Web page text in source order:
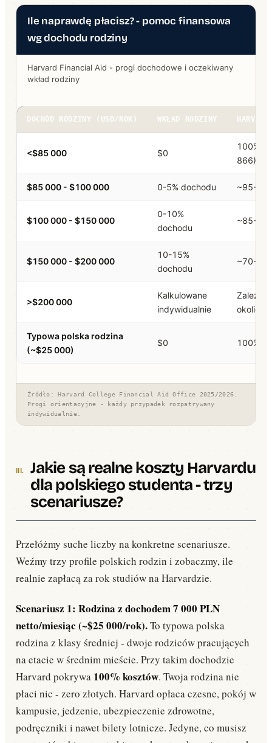
Ile naprawdę płacisz? - pomoc finansowa
wg dochodu rodziny
Harvard Financial Aid - progi dochodowe i oczekiwany
wkład rodziny
DOCHÓD RODZINY (USD/ROK) WKŁAD RODZINY
<$85 000 $0
100%
866)
$85 000 - $100 000 0-5% dochodu ~95-
$100 000 - $150 000
0-10%
dochodu
~85-
$150 000 - $200 000
10-15%
dochodu
~70-
>$200 000
Kalkulowane
indywidualnie
Zależy
Typowa polska rodzina
(~$25 000)
$0 100%
Źródło: Harvard College Financial Aid Office 2025/2026.
Progi orientacyjne - każdy przypadek rozpatrywany
indywidualnie.
Jakie są realne koszty Harvardu
dla polskiego studenta - trzy
scenariusze?
Przełóżmy suche liczby na konkretne scenariusze.
Weźmy trzy profile polskich rodzin i zobaczmy, ile
realnie zapłacą za rok studiów na Harvardzie.
Scenariusz 1: Rodzina z dochodem 7 000 PLN
netto/miesiąc (~$25 000/rok).To typowa polska
rodzina z klasy średniej - dwoje rodziców pracujących
na etacie w średnim mieście. Przy takim dochodzie
Harvard pokrywa 100% kosztów. Twoja rodzina nie
płaci nic - zero złotych. Harvard opłaca czesne, pokój w
kampusie, jedzenie, ubezpieczenie zdrowotne,
podręczniki i nawet bilety lotnicze. Jedyne, co musisz